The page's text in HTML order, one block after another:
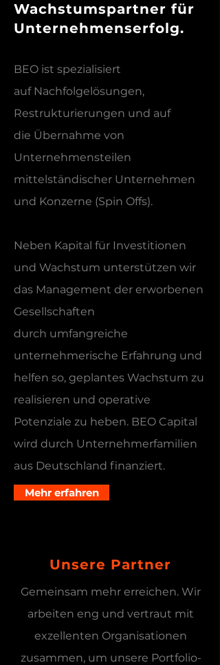
Wachstumspartner für
Unternehmenserfolg.
BEO ist spezialisiert
auf Nachfolgelösungen,
Restrukturierungen und auf
die Übernahme von
Unternehmensteilen
mittelständischer Unternehmen
und Konzerne (Spin Offs).
Neben Kapital für Investitionen
und Wachstum unterstützen wir
das Management der erworbenen
Gesellschaften
durch umfangreiche
unternehmerische Erfahrung und
helfen so, geplantes Wachstum zu
realisieren und operative
Potenziale zu heben. BEO Capital
wird durch Unternehmerfamilien
aus Deutschland finanziert.
Mehr erfahren
Unsere Partner
Gemeinsam mehr erreichen. Wir
arbeiten eng und vertraut mit
exzellenten Organisationen
zusammen, um unsere Portfolio-